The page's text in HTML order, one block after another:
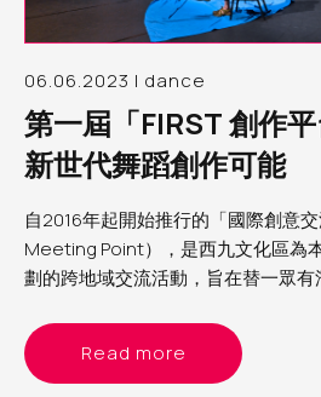
06.06.2023 | dance
第一屆「FIRST 創作
新世代舞蹈創作可能
自2016年起開始推行的「國際創意
Meeting Point），是西九文化區為
劃的跨地域交流活動，旨在替一眾有
首辦「自由舞」，順理成章也建立了
請其中六位曾參與「國際創意交流計
Read more